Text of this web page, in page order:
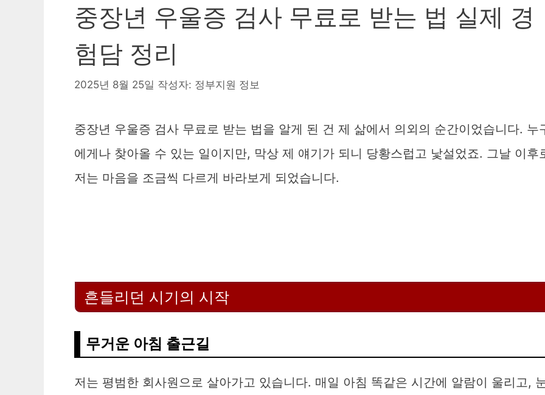
중장년 우울증 검사 무료로 받는 법 실제 경
험담 정리
2025년 8월 25일 작성자: 정부지원 정보
중장년 우울증 검사 무료로 받는 법을 알게 된 건 제 삶에서 의외의 순간이었습니다. 누
에게나 찾아올 수 있는 일이지만, 막상 제 얘기가 되니 당황스럽고 낯설었죠. 그날 이후
저는 마음을 조금씩 다르게 바라보게 되었습니다.
흔들리던 시기의 시작
무거운 아침 출근길
저는 평범한 회사원으로 살아가고 있습니다. 매일 아침 똑같은 시간에 알람이 울리고,